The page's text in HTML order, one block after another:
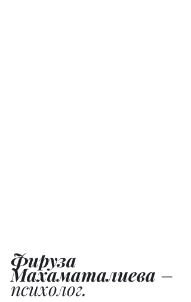
Фируза
Махаматалиева –
психолог.